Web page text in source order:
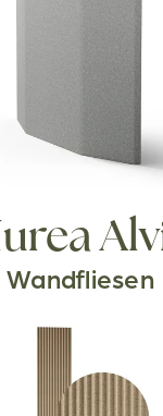
Wandfliesen